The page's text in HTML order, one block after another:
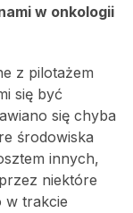
w onkologii
z pilotażem
się być
się chyba
środowiska
innych,
niektóre
w trakcie